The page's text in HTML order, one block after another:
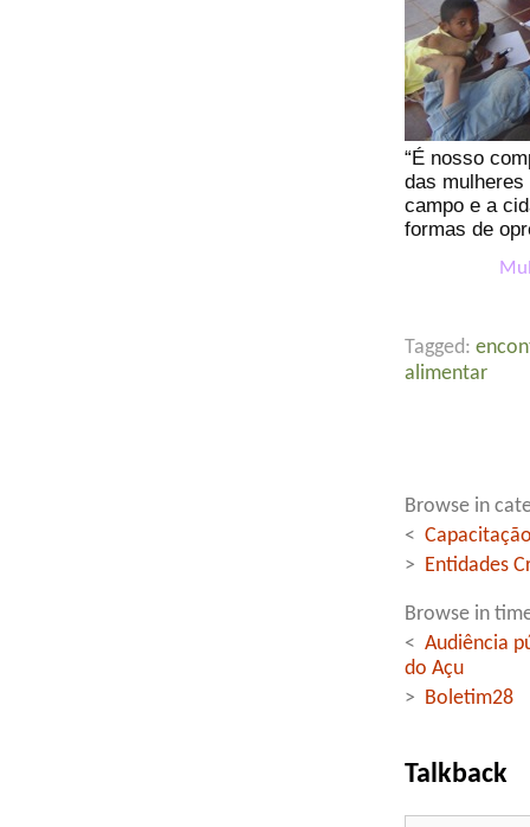
“É nosso
das
campo e a
formas de
Tagged:
alimentar
Browse in
<
>
Entidades
Browse in
< Audiência
do Açu
>
Boletim28
Talkback